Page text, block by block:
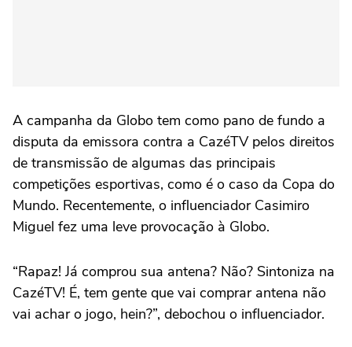
A campanha da Globo tem como pano de fundo a
disputa da emissora contra a CazéTV pelos direitos
de transmissão de algumas das principais
competições esportivas, como é o caso da Copa do
Mundo. Recentemente, o influenciador Casimiro
Miguel fez uma leve provocação à Globo.
“Rapaz! Já comprou sua antena? Não? Sintoniza na
CazéTV! É, tem gente que vai comprar antena não
vai achar o jogo, hein?”, debochou o influenciador.